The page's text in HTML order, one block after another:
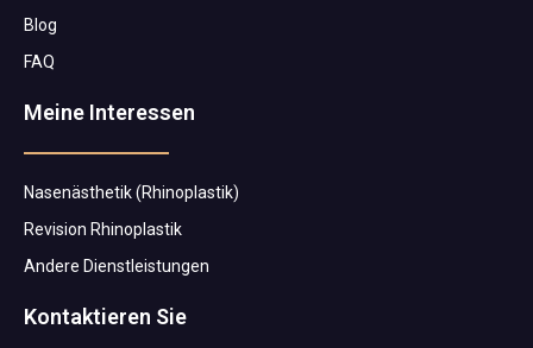
Blog
FAQ
Meine Interessen
Nasenästhetik (Rhinoplastik)
Revision Rhinoplastik
Andere Dienstleistungen
Kontaktieren Sie